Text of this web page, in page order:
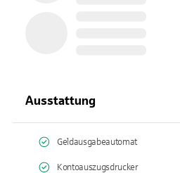
Ausstattung
Geldausgabeautomat
Kontoauszugsdrucker